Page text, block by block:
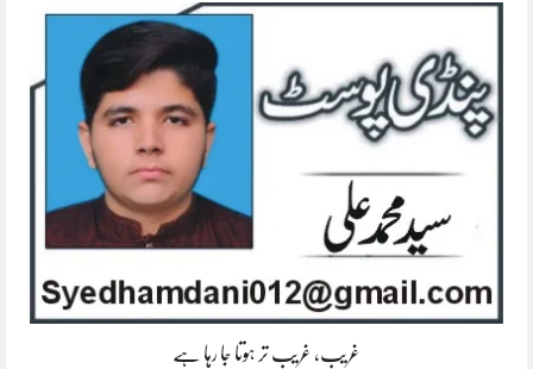
غریب، غریب تر ہوتا جا رہا ہے